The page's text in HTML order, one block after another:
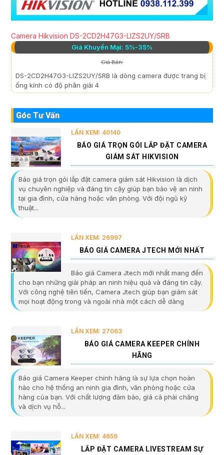
Camera Hikvision DS-2CD2H47G3-LIZS2UY/SRB
Giá Khuyến Mại: 5%-35%
Giá Bán:
DS-2CD2H47G3-LIZS2UY/SRB là dòng camera được trang bị
ống kính có độ phân giải 4
Góc Tư Vấn
LẦN XEM: 40140
BÁO GIÁ TRỌN GÓI LẮP ĐẶT CAMERA
GIÁM SÁT HIKVISION
Báo giá trọn gói lắp đặt camera giám sát Hikvision là dịch
vụ chuyên nghiệp và đáng tin cậy giúp bạn bảo vệ an ninh
tại gia đình, cửa hàng hoặc văn phòng. Với đội ngũ kỹ
thuật...
LẦN XEM: 26997
BÁO GIÁ CAMERA JTECH MỚI NHẤT
Báo giá Camera Jtech mới nhất mang đến
cho bạn những giải pháp an ninh hiệu quả và đáng tin cậy.
Với công nghệ tiên tiến, Camera Jtech giúp bạn giám sát
mọi hoạt động trong và ngoài nhà một cách dễ dàng
LẦN XEM: 27063
BÁO GIÁ CAMERA KEEPER CHÍNH
HÃNG
Báo giá Camera Keeper chính hãng là sự lựa chọn hoàn
hảo cho hệ thống an ninh gia đình, văn phòng hoặc cửa
hàng của bạn. Với chất lượng đảm bảo, giá cả phải chăng
và dịch vụ hỗ...
LẦN XEM: 4659
LẮP ĐẶT CAMERA LIVESTREAM SỰ